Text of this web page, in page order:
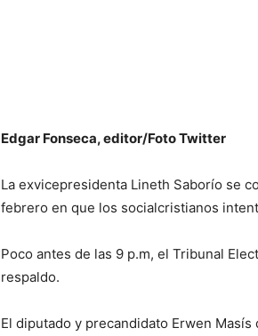
Edgar Fonseca, editor/Foto Twitter
La exvicepresidenta Lineth Saborío se
febrero en que los socialcristianos
Poco antes de las 9 p.m, el Tribunal
respaldo.
El diputado y precandidato Erwen